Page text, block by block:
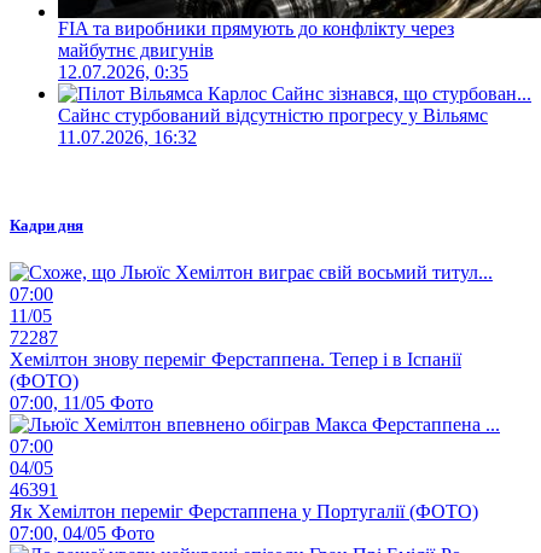
FIA та виробники прямують до конфлікту через
майбутнє двигунів
12.07.2026, 0:35
Сайнс стурбований відсутністю прогресу у Вільямс
11.07.2026, 16:32
Кадри дня
07:00
11/05
72287
Хемілтон знову переміг Ферстаппена. Тепер і в Іспанії
(ФОТО)
07:00, 11/05 Фото
07:00
04/05
46391
Як Хемілтон переміг Ферстаппена у Португалії (ФОТО)
07:00, 04/05 Фото